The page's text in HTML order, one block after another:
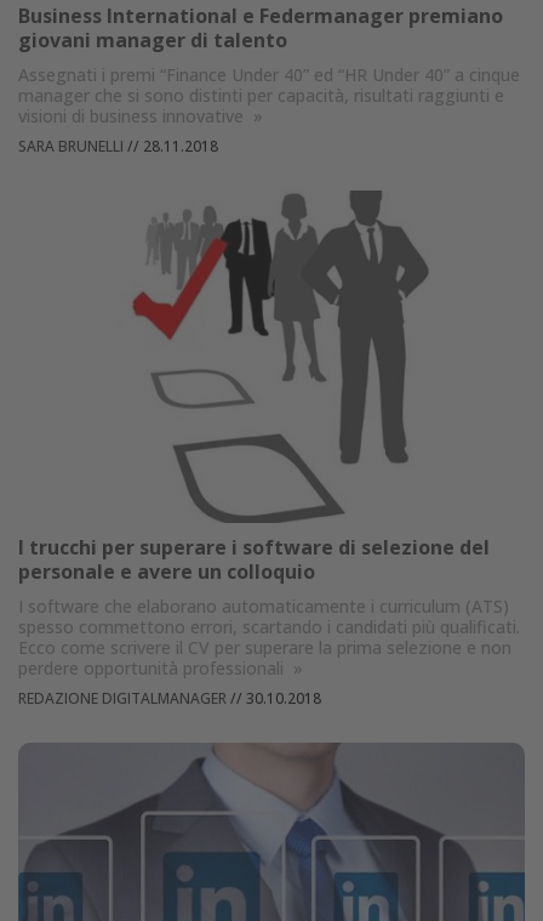
Business International e Federmanager premiano
giovani manager di talento
Assegnati i premi “Finance Under 40” ed “HR Under 40” a cinque
manager che si sono distinti per capacità, risultati raggiunti e
visioni di business innovative »
SARA BRUNELLI // 28.11.2018
I trucchi per superare i software di selezione del
personale e avere un colloquio
I software che elaborano automaticamente i curriculum (ATS)
spesso commettono errori, scartando i candidati più qualificati.
Ecco come scrivere il CV per superare la prima selezione e non
perdere opportunità professionali »
REDAZIONE DIGITALMANAGER// 30.10.2018